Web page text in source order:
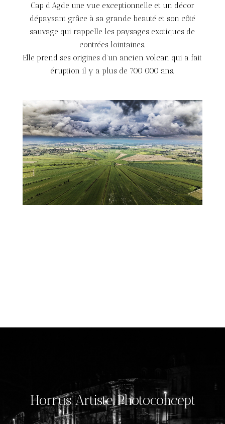
Cap d’Agde une vue exceptionnelle et un décor
dépaysant grâce à sa grande beauté et son côté
sauvage qui rappelle les paysages exotiques de
contrées lointaines.
Elle prend ses origines d’un ancien volcan qui a fait
éruption il y a plus de 700 000 ans.
Horrus Artiste Photoconcept